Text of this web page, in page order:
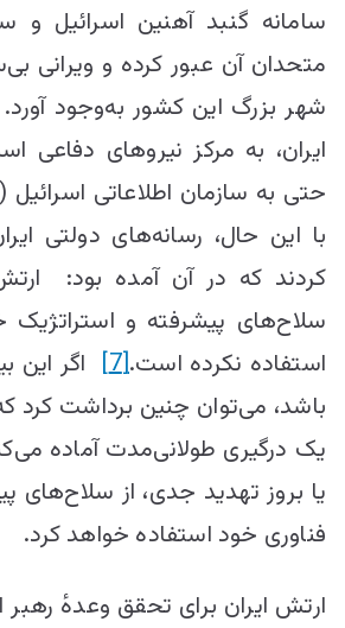
سامانه گنبد آهنین اسرائیل
متحدان آن عبور کرده و ویرانی
شهر بزرگ این کشور به‌وجود
ایران، به مرکز نیروهای دفاعی
حتی به سازمان اطلاعاتی
با این حال، رسانه‌های دولتی
کردند که در آن آمده بود: ارتش
سلاح‌های پیشرفته و استراتژیک
استفاده نکرده است.[7]
اگر این
باشد، می‌توان چنین برداشت کرد
یک درگیری طولانی‌مدت آماده
یا بروز تهدید جدی، از سلاح‌های
فناوری خود استفاده خواهد کرد.
ارتش ایران برای تحقق وعدهٔ رهبر